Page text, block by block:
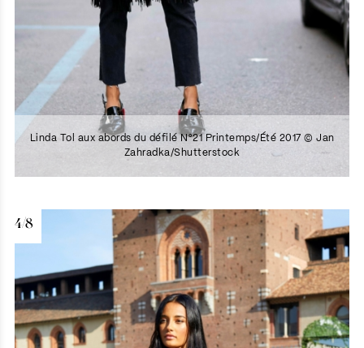
Linda Tol aux abords du défilé N°21 Printemps/Été 2017 © Jan
Zahradka/Shutterstock
4/8